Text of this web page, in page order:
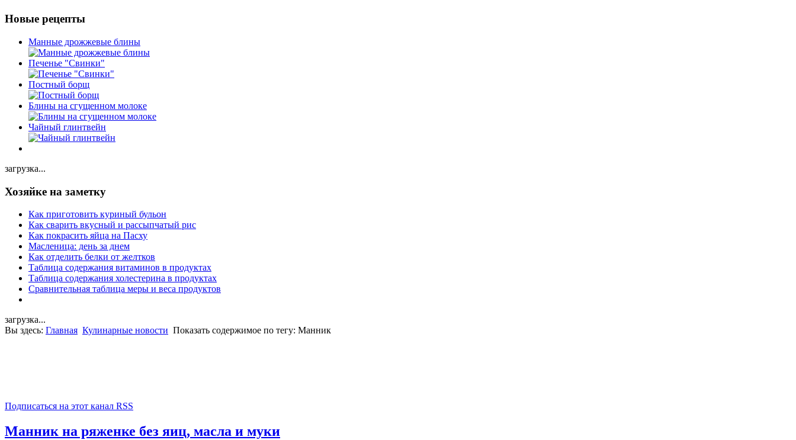
Новые рецепты
Манные дрожжевые блины
Печенье "Свинки"
Постный борщ
Блины на сгущенном молоке
Чайный глинтвейн
загрузка...
Хозяйке на заметку
Как приготовить куриный бульон
Как сварить вкусный и рассыпчатый рис
Как покрасить яйца на Пасху
Масленица: день за днем
Как отделить белки от желтков
Таблица содержания витаминов в продуктах
Таблица содержания холестерина в продуктах
Сравнительная таблица меры и веса продуктов
загрузка...
Вы здесь: Главная Кулинарные новости Показать содержимое по тегу: Манник
Подписаться на этот канал RSS
Манник на ряженке без яиц, масла и муки